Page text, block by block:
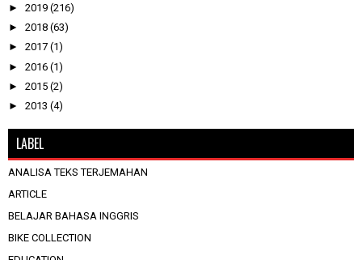
► 2019 (216)
► 2018 (63)
► 2017 (1)
► 2016 (1)
► 2015 (2)
► 2013 (4)
LABEL
ANALISA TEKS TERJEMAHAN
ARTICLE
BELAJAR BAHASA INGGRIS
BIKE COLLECTION